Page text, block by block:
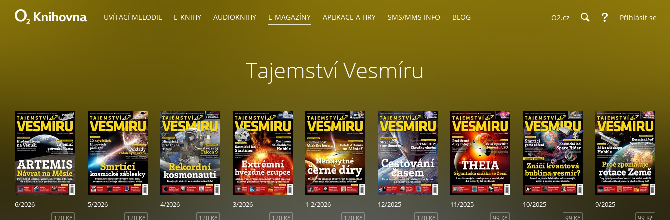
UVÍTACÍ MELODIE E-KNIHY AUDIOKNIHY E-MAGAZÍNY APLIKACE A HRY SMS/MMS INFO BLOG O2.cz Přihlásit se
Tajemství Vesmíru
6/2026
120 Kč
5/2026
120 Kč
4/2026
120 Kč
3/2026
120 Kč
1-2/2026
120 Kč
12/2025
120 Kč
11/2025
99 Kč
10/2025
99 Kč
9/2025
99 Kč